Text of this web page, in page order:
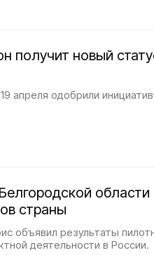
получит новый
апреля одобрили
области
страны
объявил результаты
деятельности в России.